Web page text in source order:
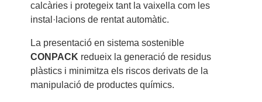
calcàries i protegeix tant la vaixella com les
instal·lacions de rentat automàtic.
La presentació en sistema sostenible
CONPACK redueix la generació de residus
plàstics i minimitza els riscos derivats de la
manipulació de productes químics.